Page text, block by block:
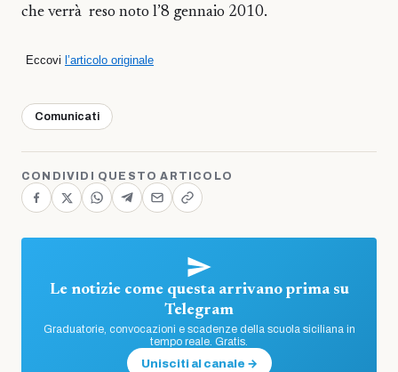
che verrà reso noto l’8 gennaio 2010.
Eccovi l’articolo originale
Comunicati
CONDIVIDI QUESTO ARTICOLO
Le notizie come questa arrivano prima su
Telegram
Graduatorie, convocazioni e scadenze della scuola siciliana in
tempo reale. Gratis.
Unisciti al canale →